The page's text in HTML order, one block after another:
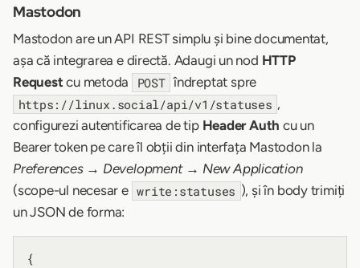
Mastodon
Mastodon are un API REST simplu și bine documentat,
așa că integrarea e directă. Adaugi un nod HTTP
Requestcu metoda POST îndreptat spre
https://linux.social/api/v1/statuses ,
configurezi autentificarea de tip Header Auth cu un
Bearer token pe care îl obții din interfața Mastodon la
Preferences → Development → New Application
(scope-ul necesar e write:statuses ), și în body trimiți
un JSON de forma:
{